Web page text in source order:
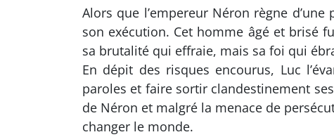
Alors que l’empereur Néron règne
son exécution. Cet homme âgé et brisé
sa brutalité qui effraie, mais sa foi qui
En dépit des risques encourus, Luc
paroles et faire sortir clandestinement
de Néron et malgré la menace de
changer le monde.